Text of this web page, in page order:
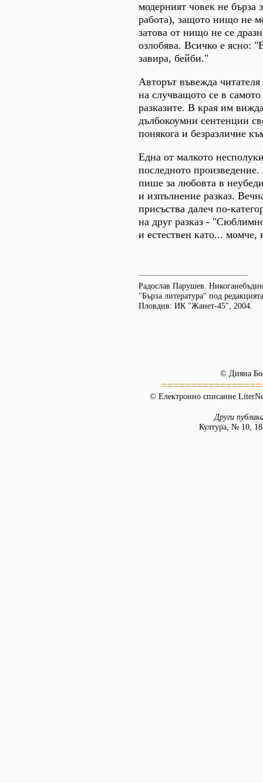
модерният човек не бърза
работа), защото нищо не
затова от нищо не се
озлобява. Всичко е ясно:
завира, бейби."
Авторът въвежда
на случващото се в
разказите. В края им
дълбокоумни сентенции
понякога и безразличие
Една от малкото
последното
пише за любовта в
и изпълнение разказ.
присъства далеч по-
на друг разказ -
и естествен като... момче,
Радослав Парушев.
"Бърза литература" под
Пловдив: ИК "Жанет-45", 2004.
© Дияна
© Електронно списание
Други
Култура, № 10,